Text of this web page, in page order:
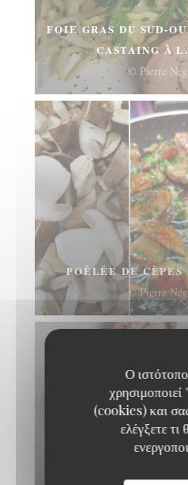
Ο
(cookies) και
ελέγξετε τι
FOIE GRAS DU SUD-
CASTAING À
© Pierre
POÊLÉE DE
© Pierre